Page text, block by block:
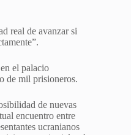
real de avanzar si
el palacio
de mil prisioneros.
de nuevas
encuentro entre
ucranianos